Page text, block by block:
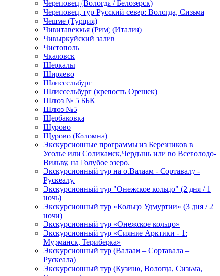
Череповец (Вологда / Белозерск)
Череповец, тур Русский север: Вологда, Сизьма
Чешме (Турция)
Чивитавеккья (Рим) (Италия)
Чивыркуйский залив
Чистополь
Чкаловск
Шеркалы
Ширяево
Шлиссельбург
Шлиссельбург (крепость Орешек)
Шлюз № 5 ББК
Шлюз №5
Щербаковка
Щурово
Щурово (Коломна)
Экскурсионные программы из Березников в
Усолье или Соликамск,Чердынь или во Всеволодо-
Вильву, на Голубое озеро.
Экскурсионный тур на о.Валаам - Сортавалу -
Рускеалу.
Экскурсионный тур "Онежское кольцо" (2 дня / 1
ночь)
Экскурсионный тур «Кольцо Удмуртии» (3 дня / 2
ночи)
Экскурсионный тур «Онежское кольцо»
Экскурсионный тур «Сияние Арктики - 1:
Мурманск, Териберка»
Экскурсионный тур (Валаам – Сортавала –
Рускеала)
Экскурсионный тур (Кузино, Вологда, Сизьма,